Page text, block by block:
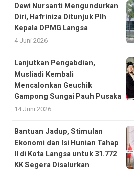
Dewi Nursanti Mengundurkan
Diri, Hafriniza Ditunjuk Plh
Kepala DPMG Langsa
4 Juni 2026
Lanjutkan Pengabdian,
Musliadi Kembali
Mencalonkan Geuchik
Gampong Sungai Pauh Pusaka
14 Juni 2026
Bantuan Jadup, Stimulan
Ekonomi dan Isi Hunian Tahap
II di Kota Langsa untuk 31.772
KK Segera Disalurkan